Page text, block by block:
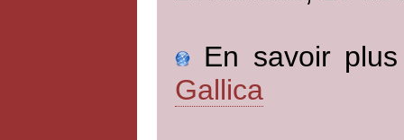
En savoir
Gallica